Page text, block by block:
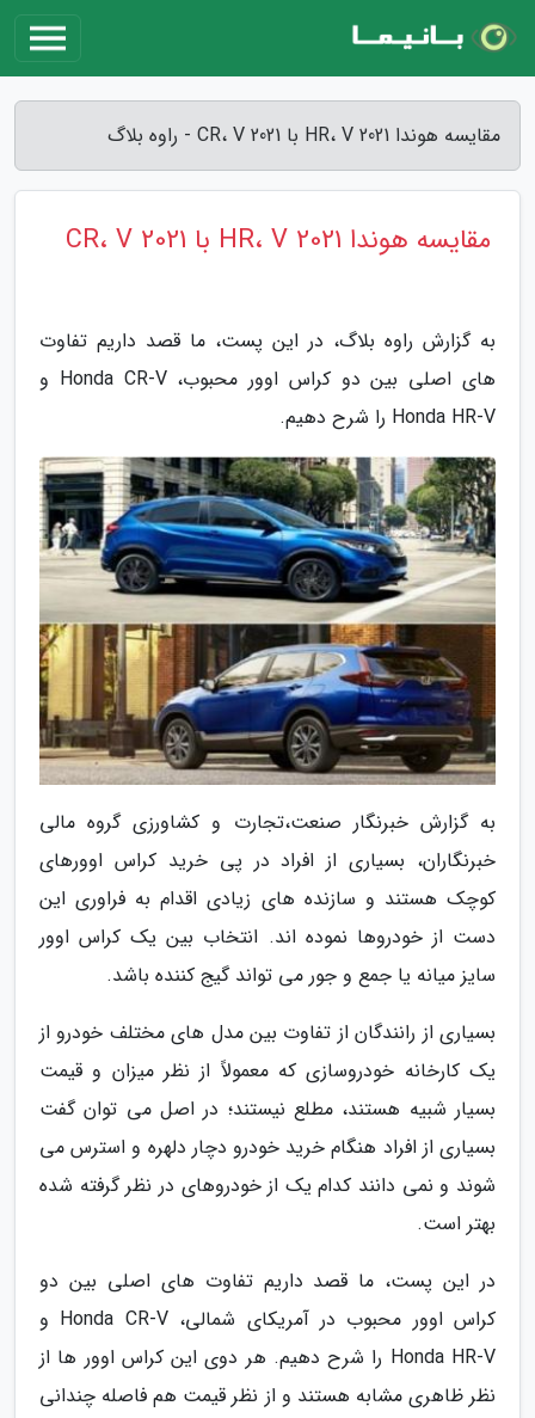
مقایسه هوندا 2021 HR، V با 2021 CR، V - راوه بلاگ
مقایسه هوندا 2021 HR، V با 2021 CR، V
به گزارش راوه بلاگ، در این پست، ما قصد داریم تفاوت
های اصلی بین دو کراس اوور محبوب، Honda CR-V و
Honda HR-V را شرح دهیم.
به گزارش خبرنگار صنعت،تجارت و کشاورزی گروه مالی
خبرنگاران، بسیاری از افراد در پی خرید کراس اوورهای
کوچک هستند و سازنده های زیادی اقدام به فراوری این
دست از خودروها نموده اند. انتخاب بین یک کراس اوور
سایز میانه یا جمع و جور می تواند گیج کننده باشد.
بسیاری از رانندگان از تفاوت بین مدل های مختلف خودرو از
یک کارخانه خودروسازی که معمولاً از نظر میزان و قیمت
بسیار شبیه هستند، مطلع نیستند؛ در اصل می توان گفت
بسیاری از افراد هنگام خرید خودرو دچار دلهره و استرس می
شوند و نمی دانند کدام یک از خودروهای در نظر گرفته شده
بهتر است.
در این پست، ما قصد داریم تفاوت های اصلی بین دو
کراس اوور محبوب در آمریکای شمالی، Honda CR-V و
Honda HR-V را شرح دهیم. هر دوی این کراس اوور ها از
نظر ظاهری مشابه هستند و از نظر قیمت هم فاصله چندانی